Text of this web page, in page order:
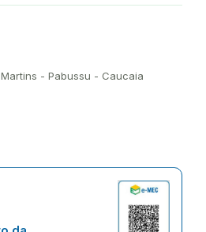
- Pabussu - Caucaia